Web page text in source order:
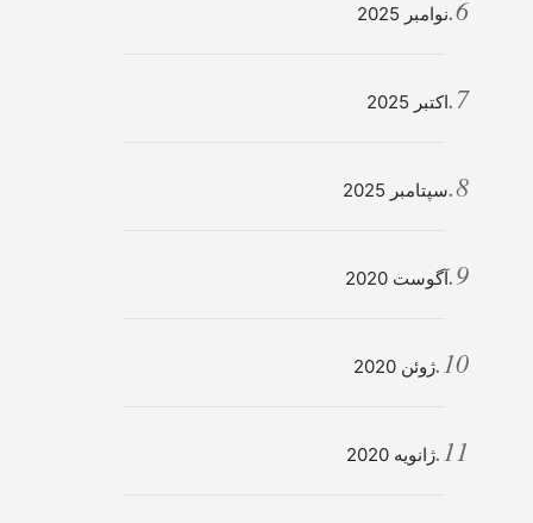
نوامبر 2025
اکتبر 2025
سپتامبر 2025
آگوست 2020
ژوئن 2020
ژانویه 2020